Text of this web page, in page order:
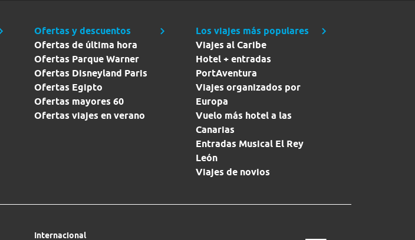
Ofertas y descuentos
Ofertas de última hora
Ofertas Parque Warner
Ofertas Disneyland Paris
Ofertas Egipto
Ofertas mayores 60
Ofertas viajes en verano
Los viajes más populares
Viajes al Caribe
Hotel + entradas
PortAventura
Viajes organizados por
Europa
Vuelo más hotel a las
Canarias
Entradas Musical El Rey
León
Viajes de novios
Internacional